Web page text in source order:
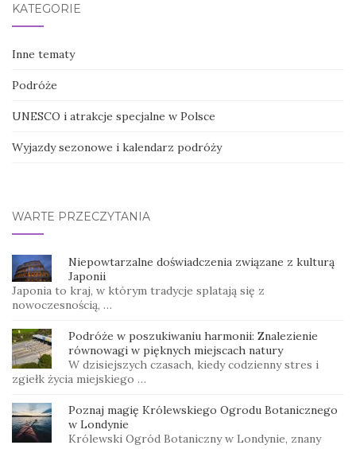
KATEGORIE
Inne tematy
Podróże
UNESCO i atrakcje specjalne w Polsce
Wyjazdy sezonowe i kalendarz podróży
WARTE PRZECZYTANIA
Niepowtarzalne doświadczenia związane z kulturą
Japonii
Japonia to kraj, w którym tradycje splatają się z
nowoczesnością, …
Podróże w poszukiwaniu harmonii: Znalezienie
równowagi w pięknych miejscach natury
W dzisiejszych czasach, kiedy codzienny stres i
zgiełk życia miejskiego …
Poznaj magię Królewskiego Ogrodu Botanicznego
w Londynie
Królewski Ogród Botaniczny w Londynie, znany